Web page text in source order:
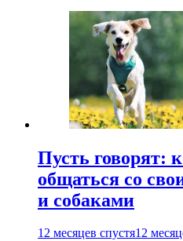
Пусть говорят:
общаться со
и собаками
12 месяцев спустя12